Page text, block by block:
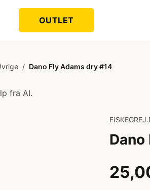
OUTLET
/ Dano Fly Adams dry #14
fra AI.
Dano